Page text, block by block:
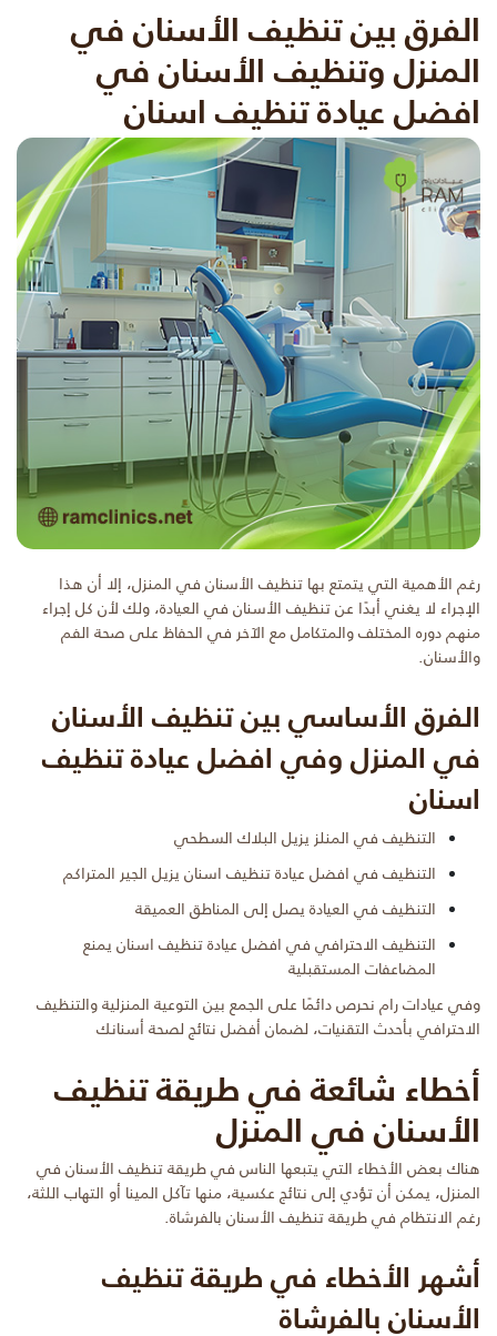
الفرق بين تنظيف الأسنان في
المنزل وتنظيف الأسنان في
افضل عيادة تنظيف اسنان
رغم الأهمية التي يتمتع بها تنظيف الأسنان في المنزل، إلا أن هذا
الإجراء لا يغني أبدًا عن تنظيف الأسنان في العيادة، ولك لأن كل إجراء
منهم دوره المختلف والمتكامل مع الآخر في الحفاظ على صحة الفم
والأسنان.
الفرق الأساسي بين تنظيف الأسنان
في المنزل وفي افضل عيادة تنظيف
اسنان
التنظيف في المنلز يزيل البلاك السطحي
التنظيف في افضل عيادة تنظيف اسنان يزيل الجير المتراكم
التنظيف في العيادة يصل إلى المناطق العميقة
التنظيف الاحترافي في افضل عيادة تنظيف اسنان يمنع
المضاعفات المستقبلية
وفي عيادات رام نحرص دائمًا على الجمع بين التوعية المنزلية والتنظيف
الاحترافي بأحدث التقنيات، لضمان أفضل نتائج لصحة أسنانك
أخطاء شائعة في طريقة تنظيف
الأسنان في المنزل
هناك بعض الأخطاء التي يتبعها الناس في طريقة تنظيف الأسنان في
المنزل، يمكن أن تؤدي إلى نتائج عكسية، منها تآكل المينا أو التهاب اللثة،
رغم الانتظام في طريقة تنظيف الأسنان بالفرشاة.
أشهر الأخطاء في طريقة تنظيف
الأسنان بالفرشاة